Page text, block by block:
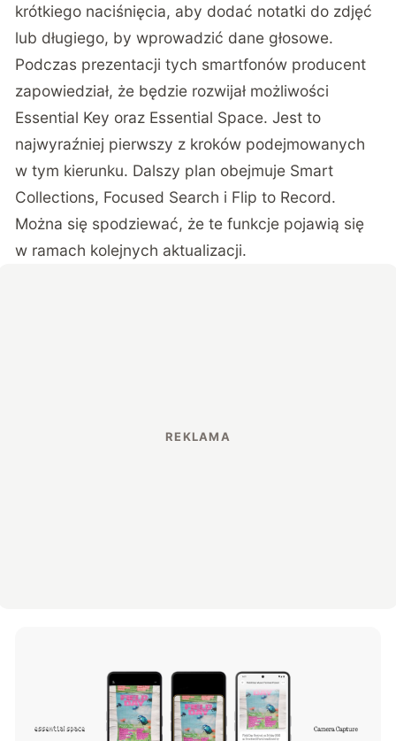
krótkiego naciśnięcia, aby dodać notatki do zdjęć
lub długiego, by wprowadzić dane głosowe.
Podczas prezentacji tych smartfonów producent
zapowiedział, że będzie rozwijał możliwości
Essential Key oraz Essential Space. Jest to
najwyraźniej pierwszy z kroków podejmowanych
w tym kierunku. Dalszy plan obejmuje Smart
Collections, Focused Search i Flip to Record.
Można się spodziewać, że te funkcje pojawią się
w ramach kolejnych aktualizacji.